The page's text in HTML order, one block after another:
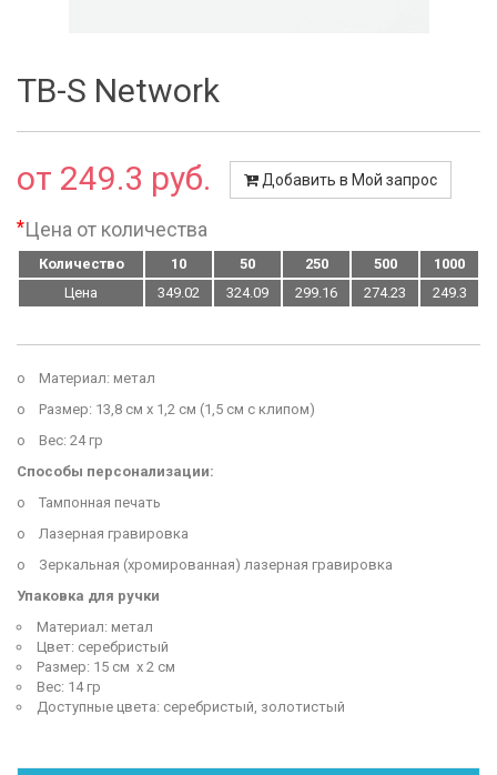
TB-S Network
от 249.3 руб. Добавить в Мой запрос
*Цена от количества
Количество 10 50 250 500
1000
Цена
349.02 324.09 299.16 274.23 249.3
o Материал: метал
o Размер: 13,8 см х 1,2 см (1,5 см с клипом)
o Вес: 24 гр
Способы персонализации:
o Тампонная печать
o Лазерная гравировка
o Зеркальная (хромированная) лазерная гравировка
Упаковка для ручки
Материал: метал
Цвет: серебристый
Размер: 15 см х 2 см
Вес: 14 гр
Доступные цвета: серебристый, золотистый